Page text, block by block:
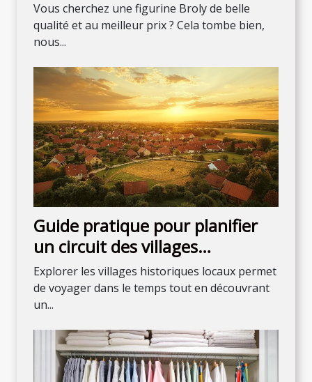
Vous cherchez une figurine Broly de belle
qualité et au meilleur prix ? Cela tombe bien,
nous...
Guide pratique pour planifier
un circuit des villages
historiques locaux
Explorer les villages historiques locaux permet
de voyager dans le temps tout en découvrant
un...